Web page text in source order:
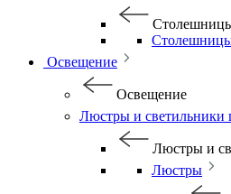
Столешницы
Столешницы
Освещение
Освещение
Люстры и светильники
Люстры и
Люстры